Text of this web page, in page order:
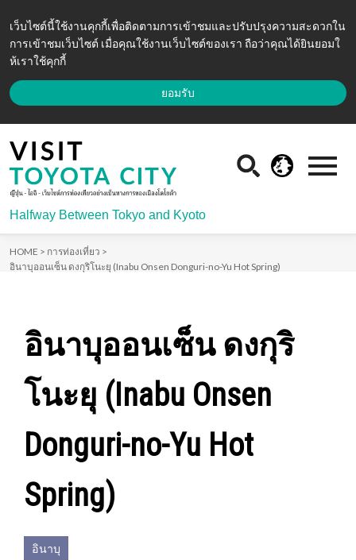
เว็บไซต์นี้ใช้งานคุกกี้เพื่อติดตามการเข้าชมและปรับปรุงความสะดวกใน
การเข้าชมเว็บไซต์ เมื่อคุณใช้งานเว็บไซต์ของเรา ถือว่าคุณได้ยินยอมใ
ห้เราใช้คุกกี้
ยอมรับ
Halfway Between Tokyo and Kyoto
HOME > การท่องเที่ยว >
อินาบุออนเซ็น ดงกุริโนะยุ (Inabu Onsen Donguri-no-Yu Hot Spring)
อินาบุออนเซ็น ดงกุริ
โนะยุ (Inabu Onsen
Donguri-no-Yu Hot
Spring)
อินาบุ